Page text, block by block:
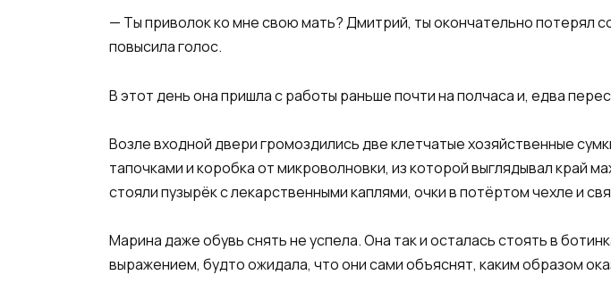
— Ты приволок ко мне свою мать? Дмитрий, ты окончательно потерял
повысила голос.
В этот день она пришла с работы раньше почти на полчаса и, едва
Возле входной двери громоздились две клетчатые хозяйственные
тапочками и коробка от микроволновки, из которой выглядывал край
стояли пузырёк с лекарственными каплями, очки в потёртом чехле и
Марина даже обувь снять не успела. Она так и осталась стоять в
выражением, будто ожидала, что они сами объяснят, каким образом